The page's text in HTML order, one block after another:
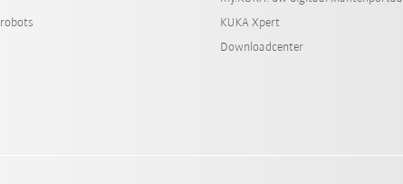
KUKA Xpert
Downloadcenter